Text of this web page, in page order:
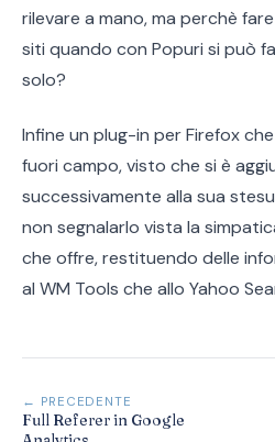
rilevare a mano, ma perchè
siti quando con Popuri si può
solo?
Infine un plug-in per Firefox
fuori campo, visto che si è
successivamente alla sua
non segnalarlo vista la
che offre, restituendo delle
al WM Tools che allo Yahoo
← PRECEDENTE
Full Referer in Google